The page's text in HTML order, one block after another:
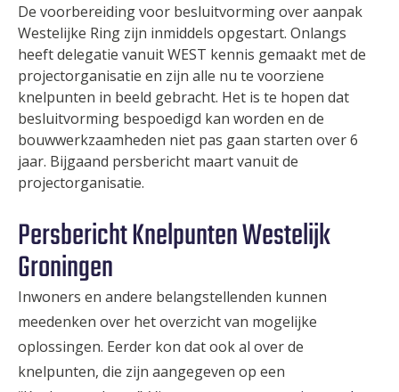
De voorbereiding voor besluitvorming over aanpak
Westelijke Ring zijn inmiddels opgestart. Onlangs
heeft delegatie vanuit WEST kennis gemaakt met de
projectorganisatie en zijn alle nu te voorziene
knelpunten in beeld gebracht. Het is te hopen dat
besluitvorming bespoedigd kan worden en de
bouwwerkzaamheden niet pas gaan starten over 6
jaar. Bijgaand persbericht maart vanuit de
projectorganisatie.
Persbericht Knelpunten Westelijk
Groningen
Inwoners en andere belangstellenden kunnen
meedenken over het overzicht van mogelijke
oplossingen. Eerder kon dat ook al over de
knelpunten, die zijn aangegeven op een